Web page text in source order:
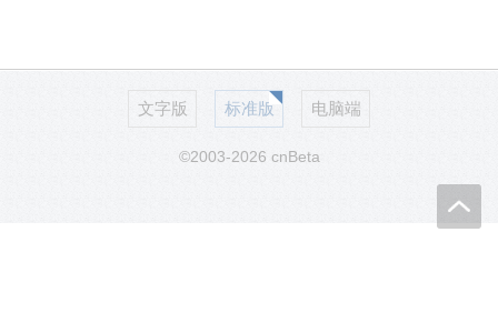
文字版 标准版 电脑端
©2003-2026 cnBeta